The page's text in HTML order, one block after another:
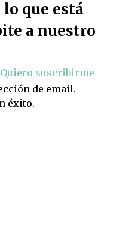
que está
a nuestro
Quiero suscribirme
de email.
éxito.